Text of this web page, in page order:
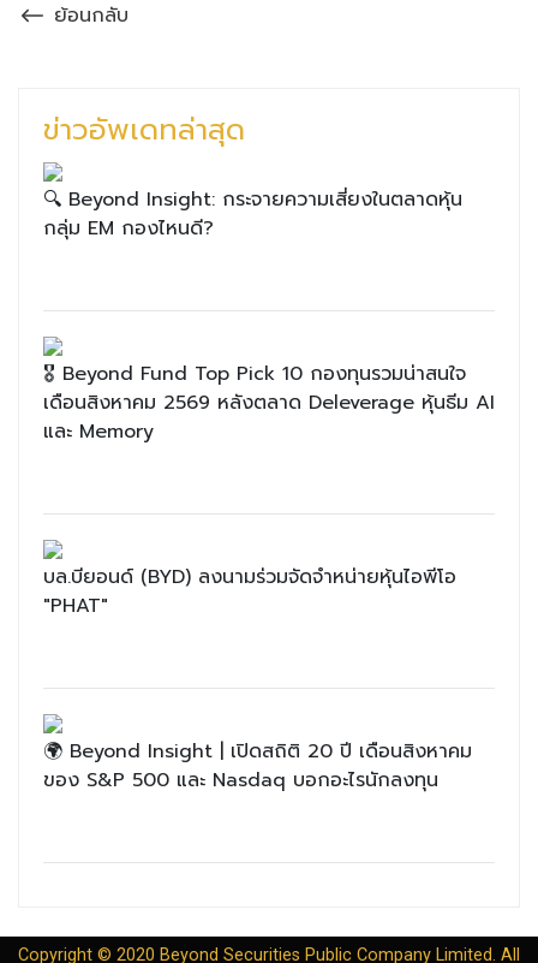
ย้อนกลับ
ข่าวอัพเดทล่าสุด
🔍 Beyond Insight: กระจายความเสี่ยงในตลาดหุ้น
กลุ่ม EM กองไหนดี?
🎖 Beyond Fund Top Pick 10 กองทุนรวมน่าสนใจ
เดือนสิงหาคม 2569 หลังตลาด Deleverage หุ้นธีม AI
และ Memory
บล.บียอนด์ (BYD) ลงนามร่วมจัดจำหน่ายหุ้นไอพีโอ
"PHAT"
🌍 Beyond Insight | เปิดสถิติ 20 ปี เดือนสิงหาคม
ของ S&P 500 และ Nasdaq บอกอะไรนักลงทุน
Copyright © 2020 Beyond Securities Public Company Limited. All